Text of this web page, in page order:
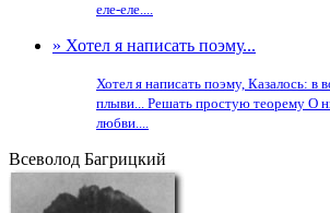
еле-еле....
» Хотел я написать поэму...
Хотел я написать поэму, Казалось: в
плыви... Решать простую теорему О
любви....
Всеволод Багрицкий